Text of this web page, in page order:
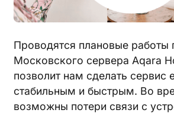
Проводятся плановые работы
Московского сервера Aqara
позволит нам сделать сервис
стабильным и быстрым. Во
возможны потери связи с